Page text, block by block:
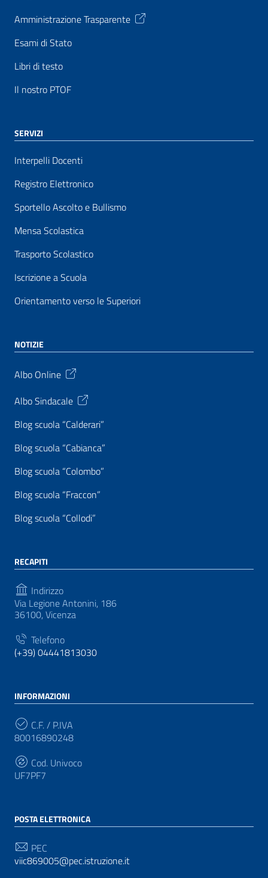
Amministrazione Trasparente
Esami di Stato
Libri di testo
Il nostro PTOF
SERVIZI
Interpelli Docenti
Registro Elettronico
Sportello Ascolto e Bullismo
Mensa Scolastica
Trasporto Scolastico
Iscrizione a Scuola
Orientamento verso le Superiori
NOTIZIE
Albo Online
Albo Sindacale
Blog scuola “Calderari”
Blog scuola “Cabianca”
Blog scuola “Colombo”
Blog scuola “Fraccon”
Blog scuola “Collodi”
RECAPITI
Indirizzo
Via Legione Antonini, 186
36100, Vicenza
Telefono
(+39) 04441813030
INFORMAZIONI
C.F. / P.IVA
80016890248
Cod. Univoco
UF7PF7
POSTA ELETTRONICA
PEC
viic869005@pec.istruzione.it